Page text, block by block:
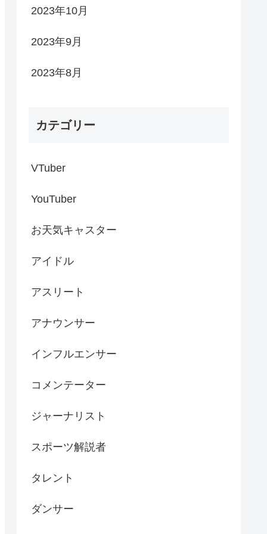
2023年10月
2023年9月
2023年8月
カテゴリー
VTuber
YouTuber
お天気キャスター
アイドル
アスリート
アナウンサー
インフルエンサー
コメンテーター
ジャーナリスト
スポーツ解説者
タレント
ダンサー